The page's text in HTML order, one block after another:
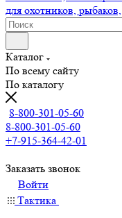
Каталог
По всему сайту
По каталогу
8-800-301-05-60
8-800-301-05-60
+7-915-364-42-01
Заказать звонок
Войти
Тактика